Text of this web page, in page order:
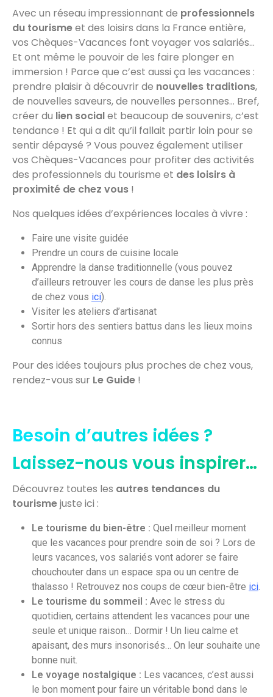
Avec un réseau impressionnant de professionnels
du tourismeet des loisirs dans la France entière,
vos Chèques-Vacances font voyager vos salariés…
Et ont même le pouvoir de les faire plonger en
immersion ! Parce que c’est aussi ça les vacances :
prendre plaisir à découvrir de nouvelles traditions,
de nouvelles saveurs, de nouvelles personnes… Bref,
créer du lien socialet beaucoup de souvenirs, c’est
tendance ! Et qui a dit qu’il fallait partir loin pour se
sentir dépaysé ? Vous pouvez également utiliser
vos Chèques-Vacances pour profiter des activités
des professionnels du tourisme et des loisirs à
proximité de chez vous !
Nos quelques idées d’expériences locales à vivre :
Faire une visite guidée
Prendre un cours de cuisine locale
Apprendre la danse traditionnelle (vous pouvez
d’ailleurs retrouver les cours de danse les plus près
de chez vous ici).
Visiter les ateliers d’artisanat
Sortir hors des sentiers battus dans les lieux moins
connus
Pour des idées toujours plus proches de chez vous,
rendez-vous sur Le Guide !
Besoin d’autres idées ?
Laissez-nous vous inspirer…
Découvrez toutes les autres tendances du
tourismejuste ici :
Le tourisme du bien-être : Quel meilleur moment
que les vacances pour prendre soin de soi ? Lors de
leurs vacances, vos salariés vont adorer se faire
chouchouter dans un espace spa ou un centre de
thalasso ! Retrouvez nos coups de cœur bien-être ici.
Le tourisme du sommeil : Avec le stress du
quotidien, certains attendent les vacances pour une
seule et unique raison… Dormir ! Un lieu calme et
apaisant, des murs insonorisés… On leur souhaite une
bonne nuit.
Le voyage nostalgique : Les vacances, c’est aussi
le bon moment pour faire un véritable bond dans le